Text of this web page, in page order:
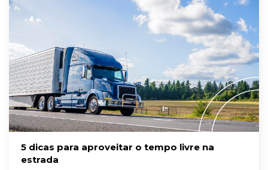
5 dicas para aproveitar o tempo livre na
estrada